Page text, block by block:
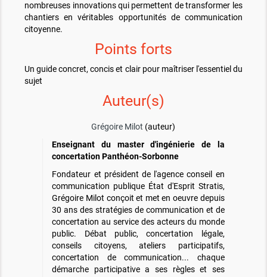
nombreuses innovations qui permettent de transformer les
chantiers en véritables opportunités de communication
citoyenne.
Points forts
Un guide concret, concis et clair pour maîtriser l'essentiel du
sujet
Auteur(s)
Grégoire Milot (auteur)
Enseignant du master d'ingénierie de la
concertation Panthéon-Sorbonne
Fondateur et président de l'agence conseil en
communication publique État d'Esprit Stratis,
Grégoire Milot conçoit et met en oeuvre depuis
30 ans des stratégies de communication et de
concertation au service des acteurs du monde
public. Débat public, concertation légale,
conseils citoyens, ateliers participatifs,
concertation de communication... chaque
démarche participative a ses règles et ses